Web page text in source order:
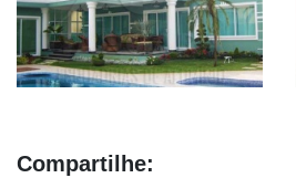
Compartilhe: